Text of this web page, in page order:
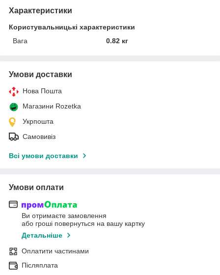
Характеристики
Користувальницькі характеристики
Вага
0.82 кг
Умови доставки
Нова Пошта
Магазини Rozetka
Укрпошта
Самовивіз
Всі умови доставки
Умови оплати
Ви отримаєте замовлення
або гроші повернуться на вашу картку
Детальніше
Оплатити частинами
Післяплата